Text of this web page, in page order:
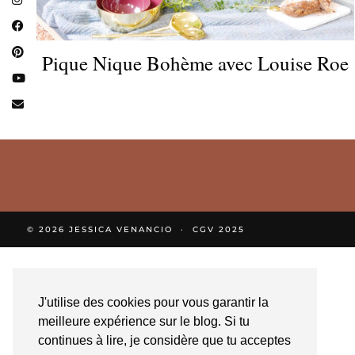
J'utilise des cookies pour vous garantir la
meilleure expérience sur le blog. Si tu
continues à lire, je considère que tu acceptes
Pique Nique Bohème avec Louise Roe
© 2026 JESSICA VENANCIO CGV 2025